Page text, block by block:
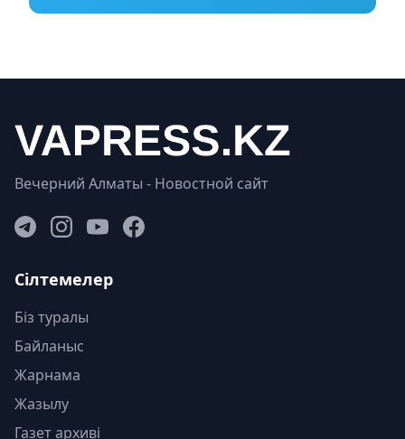
Вечерний Алматы - Новостной сайт
Сілтемелер
Біз туралы
Байланыс
Жарнама
Жазылу
Газет архиві